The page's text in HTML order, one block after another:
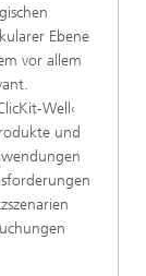
Ebene
vor allem
Well‹
und